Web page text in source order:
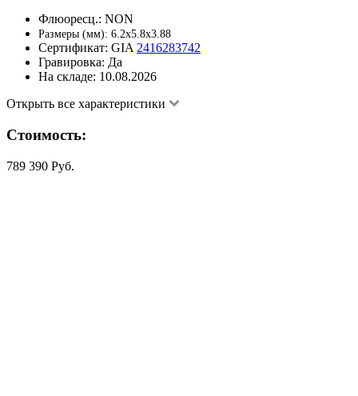
Флюоресц.: NON
Размеры (мм): 6.2x5.8x3.88
Сертификат: GIA 2416283742
Гравировка: Да
На складе: 10.08.2026
Открыть все характеристики
Стоимость:
789 390 Руб.